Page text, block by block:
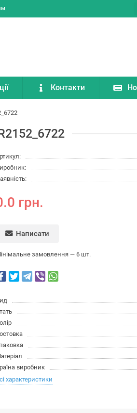
Контакти
грн.
Написати
замовлення — 6 шт.
виробник
характеристики